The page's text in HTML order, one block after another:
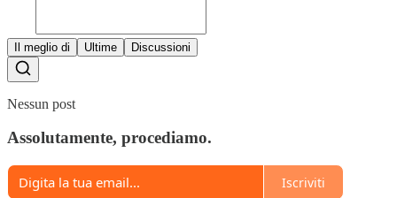
Il meglio di Ultime Discussioni
Nessun post
Assolutamente, procediamo.
Iscriviti